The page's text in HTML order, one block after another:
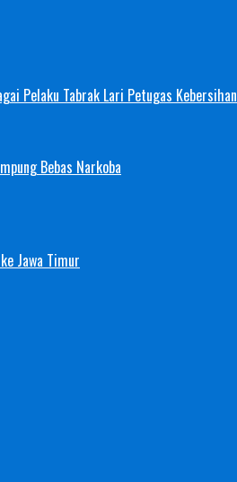
Pelaku Tabrak Lari Petugas Kebersihan
Bebas Narkoba
Jawa Timur